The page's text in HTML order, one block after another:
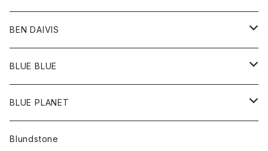
バッグ
ポーチ
トップス
Ｔシャツ
BEN DAIVIS
ポトム
パンツ
BLUE BLUE
アウター
カーディガン
アクセサリー
BLUE PLANET
サングラス
Blundstone